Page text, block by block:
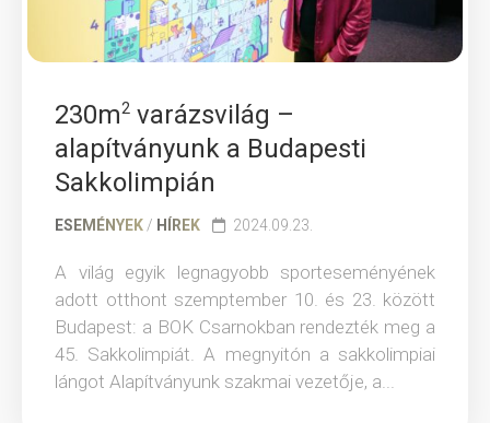
230m2 varázsvilág –
alapítványunk a Budapesti
Sakkolimpián
ESEMÉNYEK / HÍREK 2024.09.23.
A világ egyik legnagyobb sporteseményének
adott otthont szemptember 10. és 23. között
Budapest: a BOK Csarnokban rendezték meg a
45. Sakkolimpiát. A megnyitón a sakkolimpiai
lángot Alapítványunk szakmai vezetője, a...